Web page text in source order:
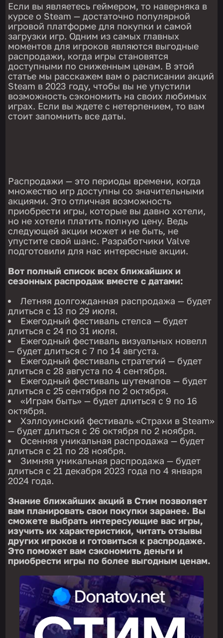
Если вы являетесь геймером, то наверняка в
курсе о Steam — достаточно популярной
игровой платформе для покупки и самой
загрузки игр. Одним из самых главных
моментов для игроков являются выгодные
распродажи, когда игры становятся
доступными по сниженным ценам. В этой
статье мы расскажем вам о расписании акций
Steam в 2023 году, чтобы вы не упустили
возможность сэкономить на своих любимых
играх. Если вы ждете с нетерпением, то вам
стоит запомнить все даты.
Распродажи — это периоды времени, когда
множество игр доступны со значительными
акциями. Это отличная возможность
приобрести игры, которые вы давно хотели,
но не хотели платить полную цену. Ведь
следующей акции может и не быть, не
упустите свой шанс. Разработчики Valve
подготовили для нас интересные акции.
Вот полный список всех ближайших и
сезонных распродаж вместе с датами:
Летняя долгожданная распродажа — будет
длиться с 13 по 29 июля.
Ежегодный фестиваль стелса — будет
длиться с 24 по 31 июля.
Ежегодный фестиваль визуальных новелл
— будет длиться с 7 по 14 августа.
Ежегодный фестиваль стратегий — будет
длиться с 28 августа по 4 сентября.
Ежегодный фестиваль шутемапов — будет
длиться с 25 сентября по 2 октября.
«Играм быть» — будет длиться с 9 по 16
октября.
Хэллоуинский фестиваль «Страхи в Steam»
— будет длиться с 26 октября по 2 ноября.
Осенняя уникальная распродажа — будет
длиться с 21 по 28 ноября.
Зимняя уникальная распродажа — будет
длиться с 21 декабря 2023 года по 4 января
2024 года.
Знание ближайших акций в Стим позволяет
вам планировать свои покупки заранее. Вы
сможете выбрать интересующие вас игры,
изучить их характеристики, читать отзывы
других игроков и готовиться к распродаже.
Это поможет вам сэкономить деньги и
приобрести игры по более выгодным ценам.